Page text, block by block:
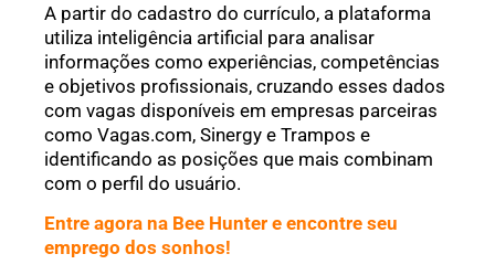
A partir do cadastro do currículo, a plataforma
utiliza inteligência artificial para analisar
informações como experiências, competências
e objetivos profissionais, cruzando esses dados
com vagas disponíveis em empresas parceiras
como Vagas.com, Sinergy e Trampos e
identificando as posições que mais combinam
com o perfil do usuário.
Entre agora na Bee Hunter e encontre seu
emprego dos sonhos!